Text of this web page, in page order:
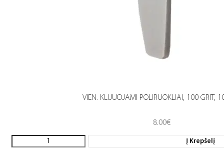
VIEN. KLIJUOJAMI POLIRUOKLIAI, 100 GRIT,
8.00€
Į Krepšelį